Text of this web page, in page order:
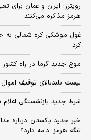
هرمز مذاکره می‌کنند
غول موشکی کره شمالی به
کرد
موج جدید گرما در راه کشور
لیست بلندبالای توقیف
شرط جدید بازنشستگی
خبر جدید پاکستان درباره
تنگه هرمز ادامه دارد؟